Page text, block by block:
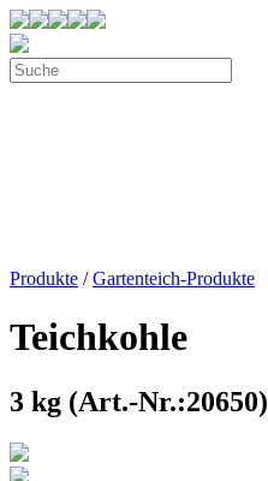
Produkte /Gartenteich-Produkte
Teichkohle
3 kg (Art.-Nr.:20650)